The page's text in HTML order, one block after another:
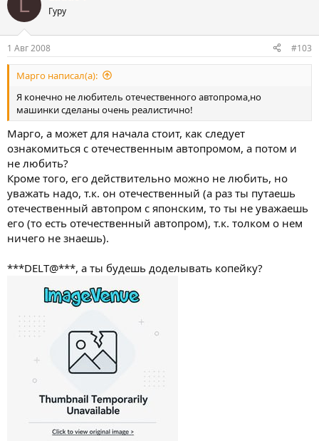
L Гуру
1 Авг 2008 #103
Mарго написал(а):
Я конечно не любитель отечественного автопрома,но
машинки сделаны очень реалистично!
Марго, а может для начала стоит, как следует
ознакомиться с отечественным автопромом, а потом и
не любить?
Кроме того, его действительно можно не любить, но
уважать надо, т.к. он отечественный (а раз ты путаешь
отечественный автопром с японским, то ты не уважаешь
его (то есть отечественный автопром), т.к. толком о нем
ничего не знаешь).
***DELT@***, а ты будешь доделывать копейку?